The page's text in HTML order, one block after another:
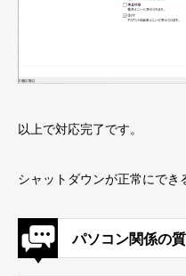
以上で対応完了です。
シャットダウンが正常にでき
パソコン関係の質